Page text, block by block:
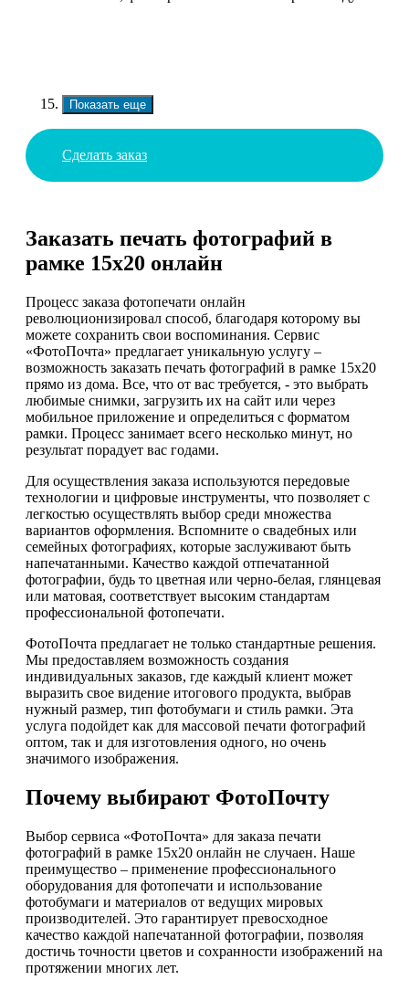
Показать еще
Сделать заказ
Заказать печать фотографий в
рамке 15х20 онлайн
Процесс заказа фотопечати онлайн
революционизировал способ, благодаря которому вы
можете сохранить свои воспоминания. Сервис
«ФотоПочта» предлагает уникальную услугу –
возможность заказать печать фотографий в рамке 15х20
прямо из дома. Все, что от вас требуется, - это выбрать
любимые снимки, загрузить их на сайт или через
мобильное приложение и определиться с форматом
рамки. Процесс занимает всего несколько минут, но
результат порадует вас годами.
Для осуществления заказа используются передовые
технологии и цифровые инструменты, что позволяет с
легкостью осуществлять выбор среди множества
вариантов оформления. Вспомните о свадебных или
семейных фотографиях, которые заслуживают быть
напечатанными. Качество каждой отпечатанной
фотографии, будь то цветная или черно-белая, глянцевая
или матовая, соответствует высоким стандартам
профессиональной фотопечати.
ФотоПочта предлагает не только стандартные решения.
Мы предоставляем возможность создания
индивидуальных заказов, где каждый клиент может
выразить свое видение итогового продукта, выбрав
нужный размер, тип фотобумаги и стиль рамки. Эта
услуга подойдет как для массовой печати фотографий
оптом, так и для изготовления одного, но очень
значимого изображения.
Почему выбирают ФотоПочту
Выбор сервиса «ФотоПочта» для заказа печати
фотографий в рамке 15х20 онлайн не случаен. Наше
преимущество – применение профессионального
оборудования для фотопечати и использование
фотобумаги и материалов от ведущих мировых
производителей. Это гарантирует превосходное
качество каждой напечатанной фотографии, позволяя
достичь точности цветов и сохранности изображений на
протяжении многих лет.